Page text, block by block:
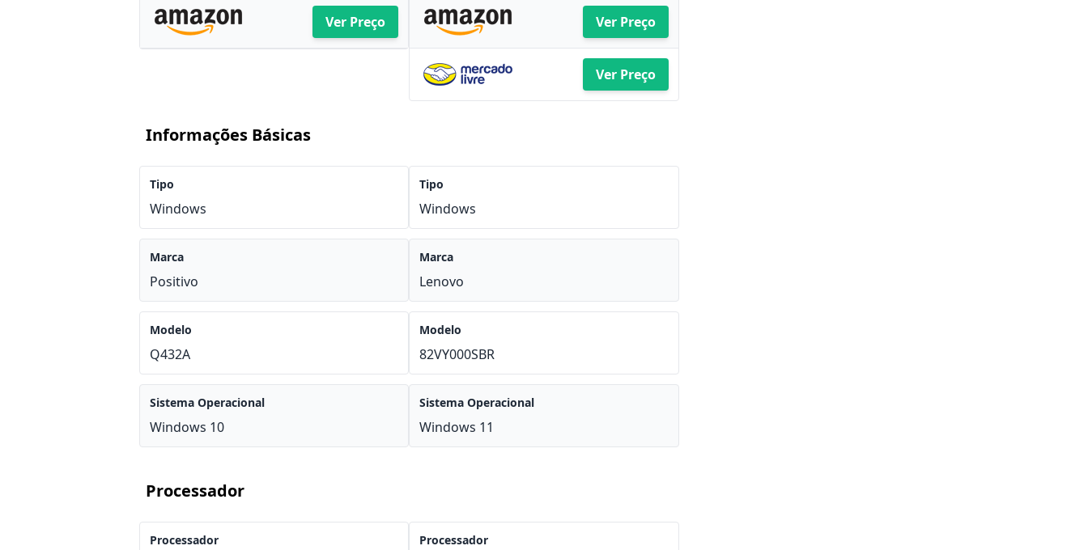
Ver Preço Ver Preço
Ver Preço
Informações Básicas
Tipo
Windows
Marca
Positivo
Modelo
Q432A
Sistema Operacional
Windows 10
Tipo
Windows
Marca
Lenovo
Modelo
82VY000SBR
Sistema Operacional
Windows 11
Processador
Processador Processador